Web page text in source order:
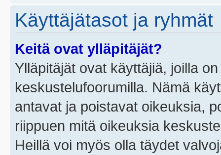
Käyttäjätasot ja ryhmät
Keitä ovat ylläpitäjät?
Ylläpitäjät ovat käyttäjiä, joilla
keskustelufoorumilla. Nämä
antavat ja poistavat oikeuksia,
riippuen mitä oikeuksia
Heillä voi myös olla täydet